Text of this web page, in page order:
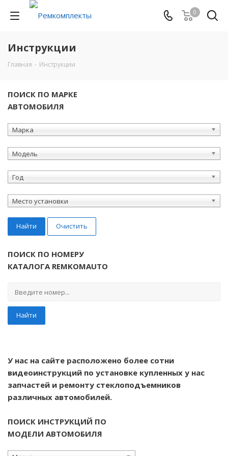
0
Инструкции
Главная - Инструкции
ПОИСК ПО МАРКЕ
АВТОМОБИЛЯ
Марка
Модель
Год
Место установки
Найти Очистить
ПОИСК ПО НОМЕРУ
КАТАЛОГА REMKOMAUTO
Найти
У нас на сайте расположено более сотни
видеоинструкций по установке купленных у нас
запчастей и ремонту стеклоподъемников
различных автомобилей.
ПОИСК ИНСТРУКЦИЙ ПО
МОДЕЛИ АВТОМОБИЛЯ